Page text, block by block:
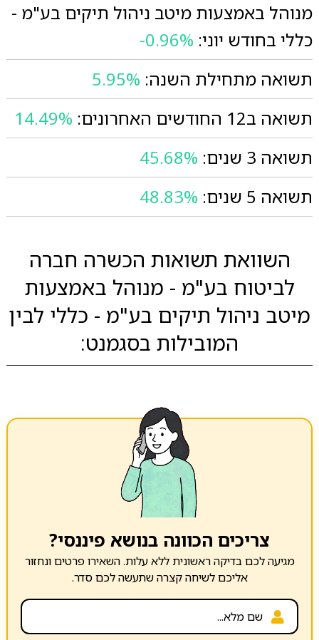
מנוהל באמצעות מיטב ניהול תיקים בע"מ -
כללי בחודש יוני: -0.96%
תשואה מתחילת השנה: 5.95%
תשואה ב12 החודשים האחרונים:
14.49%
תשואה 3 שנים:
45.68%
תשואה 5 שנים:
48.83%
השוואת תשואות הכשרה חברה
לביטוח בע"מ - מנוהל באמצעות
מיטב ניהול תיקים בע"מ - כללי לבין
המובילות בסגמנט:
צריכים הכוונה בנושא פיננסי?
מגיעה לכם בדיקה ראשונית ללא עלות. השאירו פרטים ונחזור
אליכם לשיחה קצרה שתעשה לכם סדר.